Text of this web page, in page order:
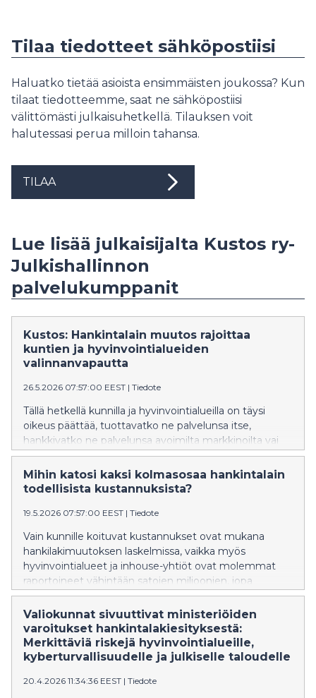
Tilaa tiedotteet sähköpostiisi
Haluatko tietää asioista ensimmäisten joukossa? Kun
tilaat tiedotteemme, saat ne sähköpostiisi
välittömästi julkaisuhetkellä. Tilauksen voit
halutessasi perua milloin tahansa.
TILAA
Lue lisää julkaisijalta Kustos ry-
Julkishallinnon
palvelukumppanit
Kustos: Hankintalain muutos rajoittaa
kuntien ja hyvinvointialueiden
valinnanvapautta
26.5.2026 07:57:00 EEST | Tiedote
Tällä hetkellä kunnilla ja hyvinvointialueilla on täysi
oikeus päättää, tuottavatko ne palvelunsa itse,
hankkivatko ne palvelunsa avoimilta markkinoilta vai
käyttävätkö ne osaomistamiaan inhouse-yhtiöitä.
Jatkossa näin ei olisi, mikäli hallituksen esittämä
hankintalain muutos etenee laiksi. Se rajoittaa suoraan
valinnanvapautta, Kustos ry muistuttaa.
Mihin katosi kaksi kolmasosaa hankintalain
todellisista kustannuksista?
19.5.2026 07:57:00 EEST | Tiedote
Vain kunnille koituvat kustannukset ovat mukana
hankilakimuutoksen laskelmissa, vaikka myös
hyvinvointialueet ja inhouse-yhtiöt ovat molemmat
raportoineet vähintään satojen miljoonien, jopa
miljardien muutoskustannuksista. Kustos pitää
vakavana ongelmana, että lakimuutoksen taloudellisia
vaikutuksia arvioidaan edelleen puutteellisilla ja
rajatuilla laskelmilla, vaikka merkittävä osa
kustannuksista on pitkään ollut lakivalmistelun aikana
Valiokunnat sivuuttivat ministeriöiden
varoitukset hankintalakiesityksestä:
Merkittäviä riskejä hyvinvointialueille,
kyberturvallisuudelle ja julkiselle taloudelle
20.4.2026 11:34:36 EEST | Tiedote